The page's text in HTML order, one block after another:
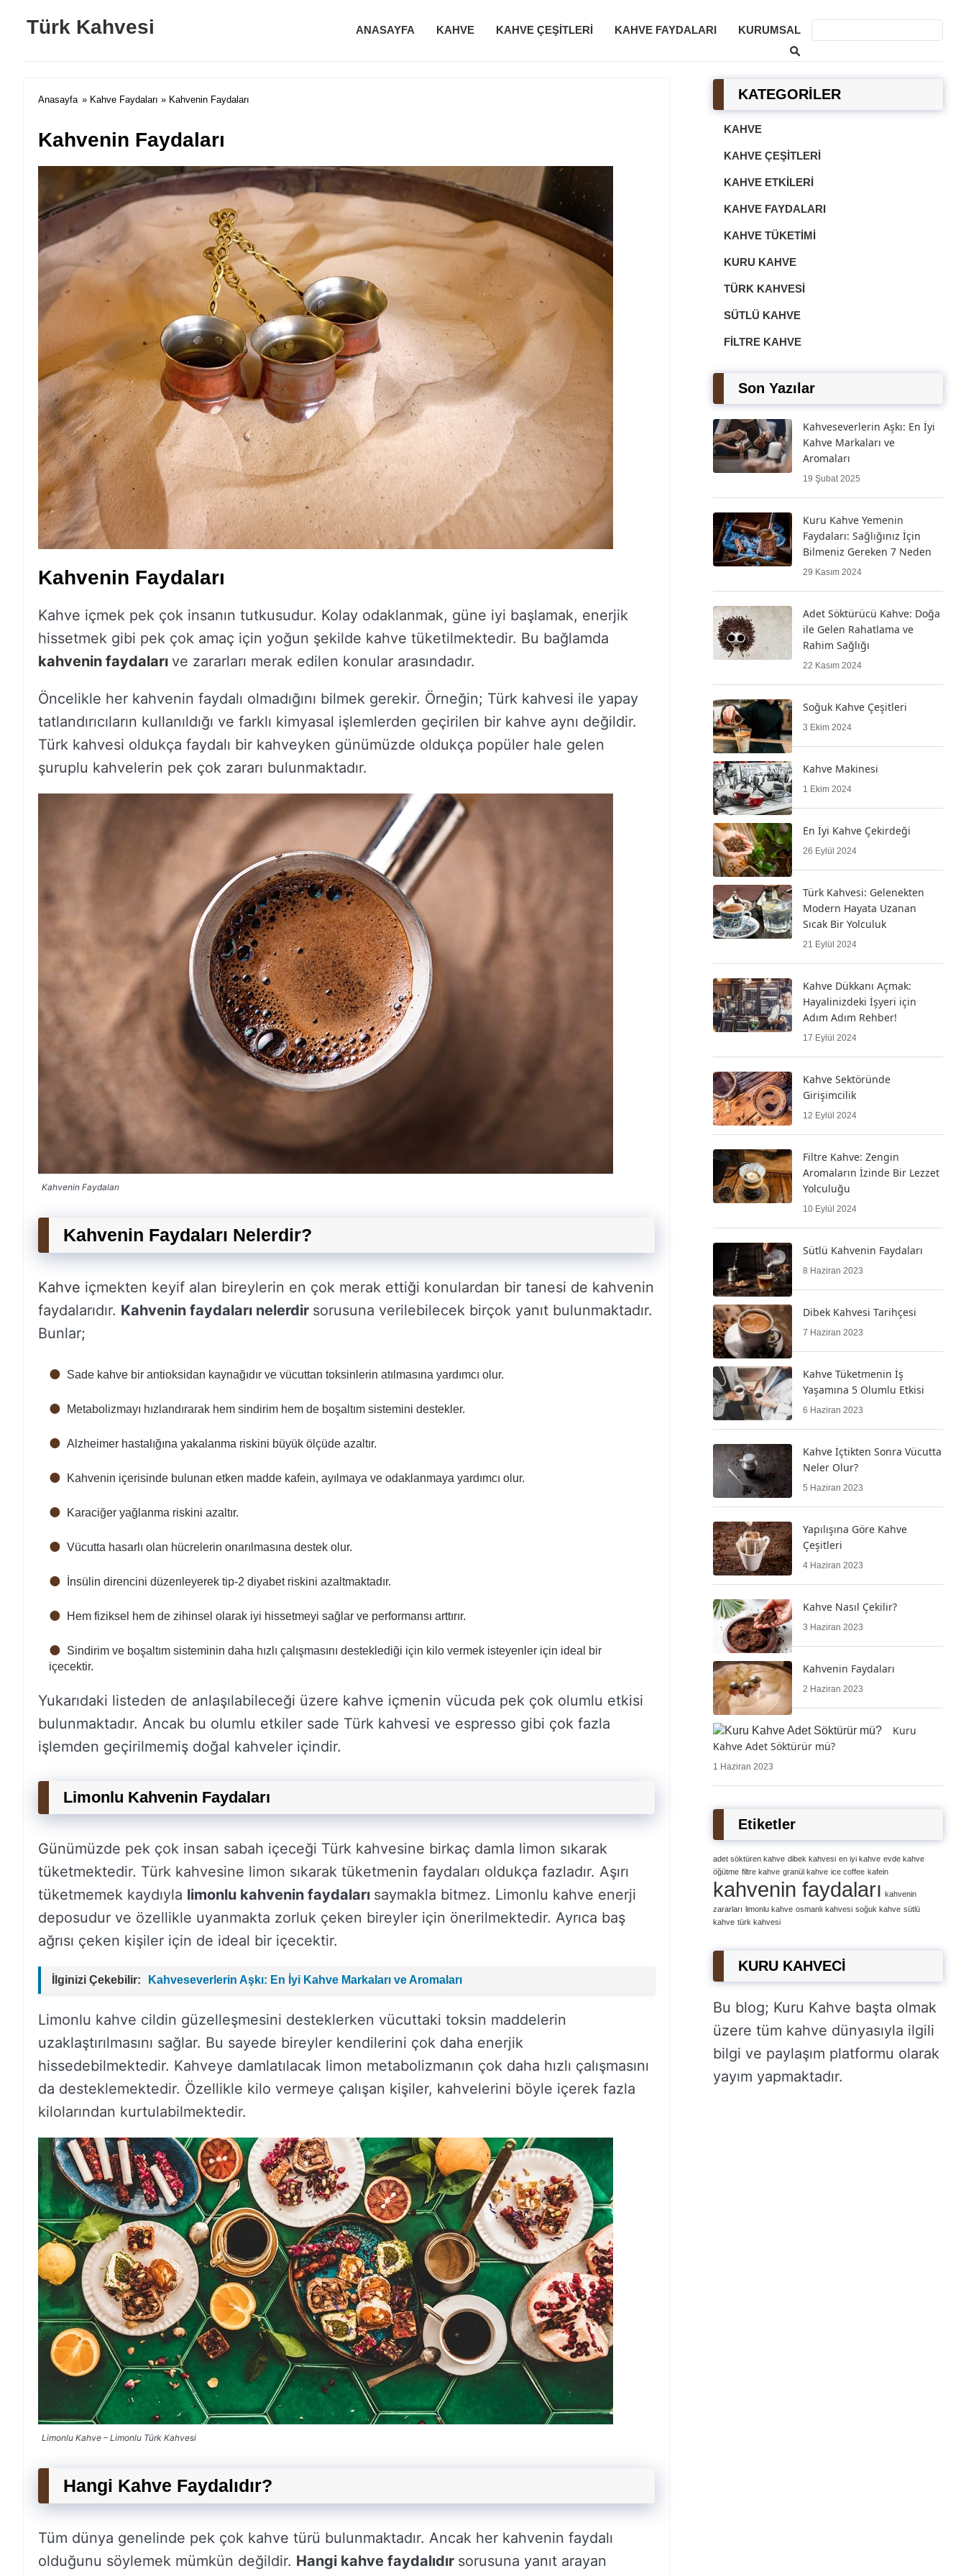
Türk Kahvesi ANASAYFA KAHVE KAHVE ÇEŞITLERI KAHVE FAYDALARI KURUMSAL
Anasayfa » Kahve Faydaları » Kahvenin Faydaları
Kahvenin Faydaları
Kahvenin Faydaları
Kahve içmek pek çok insanın tutkusudur. Kolay odaklanmak, güne iyi başlamak, enerjik
hissetmek gibi pek çok amaç için yoğun şekilde kahve tüketilmektedir. Bu bağlamda
kahvenin faydaları ve zararları merak edilen konular arasındadır.
Öncelikle her kahvenin faydalı olmadığını bilmek gerekir. Örneğin; Türk kahvesi ile yapay
tatlandırıcıların kullanıldığı ve farklı kimyasal işlemlerden geçirilen bir kahve aynı değildir.
Türk kahvesi oldukça faydalı bir kahveyken günümüzde oldukça popüler hale gelen
şuruplu kahvelerin pek çok zararı bulunmaktadır.
Kahvenin Faydaları
Kahvenin Faydaları Nelerdir?
Kahve içmekten keyif alan bireylerin en çok merak ettiği konulardan bir tanesi de kahvenin
faydalarıdır. Kahvenin faydaları nelerdir sorusuna verilebilecek birçok yanıt bulunmaktadır.
Bunlar;
Sade kahve bir antioksidan kaynağıdır ve vücuttan toksinlerin atılmasına yardımcı olur.
Metabolizmayı hızlandırarak hem sindirim hem de boşaltım sistemini destekler.
Alzheimer hastalığına yakalanma riskini büyük ölçüde azaltır.
Kahvenin içerisinde bulunan etken madde kafein, ayılmaya ve odaklanmaya yardımcı olur.
Karaciğer yağlanma riskini azaltır.
Vücutta hasarlı olan hücrelerin onarılmasına destek olur.
İnsülin direncini düzenleyerek tip-2 diyabet riskini azaltmaktadır.
Hem fiziksel hem de zihinsel olarak iyi hissetmeyi sağlar ve performansı arttırır.
Sindirim ve boşaltım sisteminin daha hızlı çalışmasını desteklediği için kilo vermek isteyenler için ideal bir
içecektir.
Yukarıdaki listeden de anlaşılabileceği üzere kahve içmenin vücuda pek çok olumlu etkisi
bulunmaktadır. Ancak bu olumlu etkiler sade Türk kahvesi ve espresso gibi çok fazla
işlemden geçirilmemiş doğal kahveler içindir.
Limonlu Kahvenin Faydaları
Günümüzde pek çok insan sabah içeceği Türk kahvesine birkaç damla limon sıkarak
tüketmektedir. Türk kahvesine limon sıkarak tüketmenin faydaları oldukça fazladır. Aşırı
tüketmemek kaydıyla limonlu kahvenin faydaları saymakla bitmez. Limonlu kahve enerji
deposudur ve özellikle uyanmakta zorluk çeken bireyler için önerilmektedir. Ayrıca baş
ağrısı çeken kişiler için de ideal bir içecektir.
İlginizi Çekebilir: Kahveseverlerin Aşkı: En İyi Kahve Markaları ve Aromaları
Limonlu kahve cildin güzelleşmesini desteklerken vücuttaki toksin maddelerin
uzaklaştırılmasını sağlar. Bu sayede bireyler kendilerini çok daha enerjik
hissedebilmektedir. Kahveye damlatılacak limon metabolizmanın çok daha hızlı çalışmasını
da desteklemektedir. Özellikle kilo vermeye çalışan kişiler, kahvelerini böyle içerek fazla
kilolarından kurtulabilmektedir.
Limonlu Kahve – Limonlu Türk Kahvesi
Hangi Kahve Faydalıdır?
Tüm dünya genelinde pek çok kahve türü bulunmaktadır. Ancak her kahvenin faydalı
olduğunu söylemek mümkün değildir. Hangi kahve faydalıdır sorusuna yanıt arayan
KATEGORİLER
KAHVE
KAHVE ÇEŞITLERI
KAHVE ETKILERI
KAHVE FAYDALARI
KAHVE TÜKETIMI
KURU KAHVE
TÜRK KAHVESI
SÜTLÜ KAHVE
FILTRE KAHVE
Son Yazılar
Kahveseverlerin Aşkı: En İyi
Kahve Markaları ve
Aromaları
19 Şubat 2025
Kuru Kahve Yemenin
Faydaları: Sağlığınız İçin
Bilmeniz Gereken 7 Neden
29 Kasım 2024
Adet Söktürücü Kahve: Doğa
ile Gelen Rahatlama ve
Rahim Sağlığı
22 Kasım 2024
Soğuk Kahve Çeşitleri
3 Ekim 2024
Kahve Makinesi
1 Ekim 2024
En İyi Kahve Çekirdeği
26 Eylül 2024
Türk Kahvesi: Gelenekten
Modern Hayata Uzanan
Sıcak Bir Yolculuk
21 Eylül 2024
Kahve Dükkanı Açmak:
Hayalinizdeki İşyeri için
Adım Adım Rehber!
17 Eylül 2024
Kahve Sektöründe
Girişimcilik
12 Eylül 2024
Filtre Kahve: Zengin
Aromaların İzinde Bir Lezzet
Yolculuğu
10 Eylül 2024
Sütlü Kahvenin Faydaları
8 Haziran 2023
Dibek Kahvesi Tarihçesi
7 Haziran 2023
Kahve Tüketmenin İş
Yaşamına 5 Olumlu Etkisi
6 Haziran 2023
Kahve İçtikten Sonra Vücutta
Neler Olur?
5 Haziran 2023
Yapılışına Göre Kahve
Çeşitleri
4 Haziran 2023
Kahve Nasıl Çekilir?
3 Haziran 2023
Kahvenin Faydaları
2 Haziran 2023
Kuru
Kahve Adet Söktürür mü?
1 Haziran 2023
Etiketler
adet söktüren kahve dibek kahvesi en iyi kahve evde kahve
öğütme filtre kahve granül kahve ice coffee kafein
kahvenin faydaları kahvenin
zararları limonlu kahve osmanlı kahvesi soğuk kahve sütlü
kahve türk kahvesi
KURU KAHVECİ
Bu blog; Kuru Kahve başta olmak
üzere tüm kahve dünyasıyla ilgili
bilgi ve paylaşım platformu olarak
yayım yapmaktadır.